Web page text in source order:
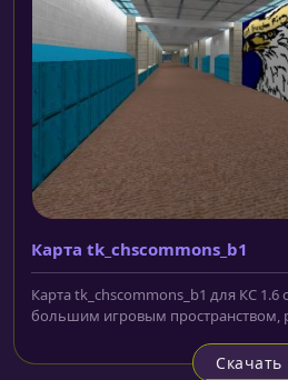
Карта tk_chscommons_b1
Карта tk_chscommons_b1 для КС 1.6
большим игровым пространством,
Скачать